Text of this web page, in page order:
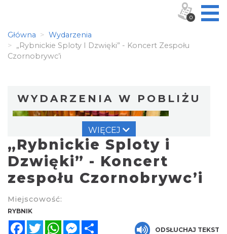
Główna
Wydarzenia
„Rybnickie Sploty I Dzwięki” - Koncert Zespołu
Czornobrywc’i
WYDARZENIA W POBLIŻU
pierwsze kroki w świecie melodii
Rybnik
0.00 km
WIĘCEJ
„Rybnickie Sploty i
Dzwięki” - Koncert
zespołu Czornobrywc’i
Miejscowość:
RYBNIK
FacebookTwitterWhatsAppMessenger
ODSŁUCHAJ TEKST
0